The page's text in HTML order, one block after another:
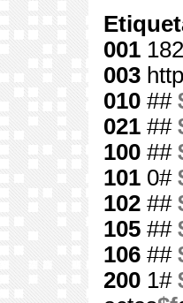
001
003
010 ##
021 ##
100 ##
101 0#
102 ##
105 ##
106 ##
200 1#